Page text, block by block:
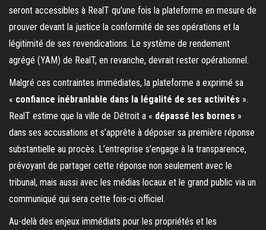
seront accessibles à RealT qu’une fois la plateforme en mesure de
prouver devant la justice la conformité de ses opérations et la
légitimité de ses revendications. Le système de rendement
agrégé (YAM) de RealT, en revanche, devrait rester opérationnel.
Malgré ces contraintes immédiates, la plateforme a exprimé sa
« confiance inébranlable dans la légalité de ses activités ».
RealT estime que la ville de Détroit a « dépassé les bornes »
dans ses accusations et s’apprête à déposer sa première réponse
substantielle au procès. L’entreprise s’engage à la transparence,
prévoyant de partager cette réponse non seulement avec le
tribunal, mais aussi avec les médias locaux et le grand public via un
communiqué qui sera cette fois-ci officiel.
Au-delà des enjeux immédiats pour les propriétés et les